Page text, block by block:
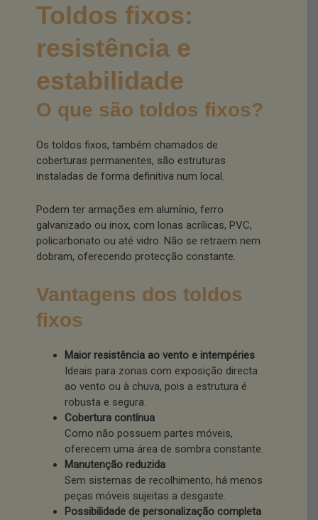
Toldos fixos:
resistência e
estabilidade
O que são toldos fixos?
Os toldos fixos, também chamados de
coberturas permanentes, são estruturas
instaladas de forma definitiva num local.
Podem ter armações em alumínio, ferro
galvanizado ou inox, com lonas acrílicas, PVC,
policarbonato ou até vidro. Não se retraem nem
dobram, oferecendo protecção constante.
Vantagens dos toldos
fixos
Maior resistência ao vento e intempéries
Ideais para zonas com exposição directa
ao vento ou à chuva, pois a estrutura é
robusta e segura.
Cobertura contínua
Como não possuem partes móveis,
oferecem uma área de sombra constante.
Manutenção reduzida
Sem sistemas de recolhimento, há menos
peças móveis sujeitas a desgaste.
Possibilidade de personalização completa